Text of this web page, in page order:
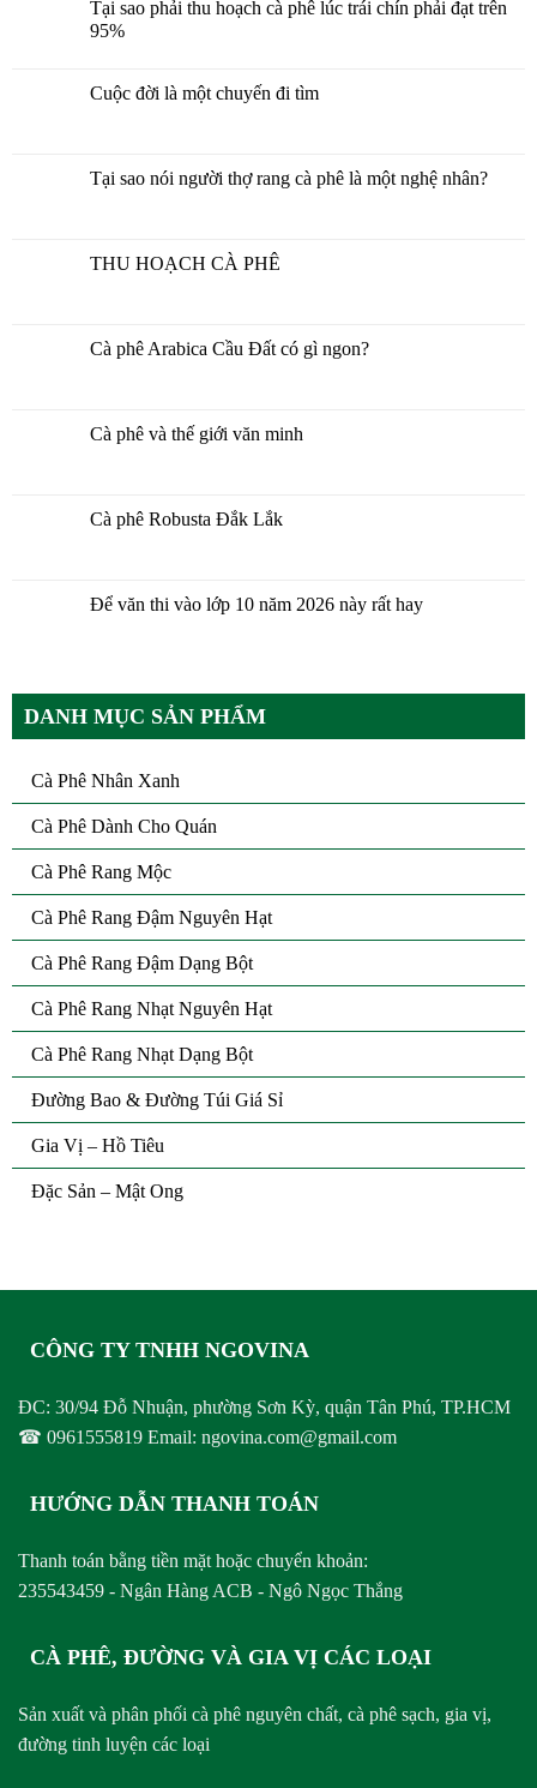
Tại sao phải thu hoạch cà phê lúc trái chín phải đạt trên
95%
Cuộc đời là một chuyến đi tìm
Tại sao nói người thợ rang cà phê là một nghệ nhân?
THU HOẠCH CÀ PHÊ
Cà phê Arabica Cầu Đất có gì ngon?
Cà phê và thế giới văn minh
Cà phê Robusta Đắk Lắk
Để văn thi vào lớp 10 năm 2026 này rất hay
DANH MỤC SẢN PHẨM
Cà Phê Nhân Xanh
Cà Phê Dành Cho Quán
Cà Phê Rang Mộc
Cà Phê Rang Đậm Nguyên Hạt
Cà Phê Rang Đậm Dạng Bột
Cà Phê Rang Nhạt Nguyên Hạt
Cà Phê Rang Nhạt Dạng Bột
Đường Bao & Đường Túi Giá Sỉ
Gia Vị – Hồ Tiêu
Đặc Sản – Mật Ong
CÔNG TY TNHH NGOVINA
ĐC: 30/94 Đỗ Nhuận, phường Sơn Kỳ, quận Tân Phú, TP.HCM
☎ 0961555819 Email: ngovina.com@gmail.com
HƯỚNG DẪN THANH TOÁN
Thanh toán bằng tiền mặt hoặc chuyển khoản:
235543459 - Ngân Hàng ACB - Ngô Ngọc Thắng
CÀ PHÊ, ĐƯỜNG VÀ GIA VỊ CÁC LOẠI
Sản xuất và phân phối cà phê nguyên chất, cà phê sạch, gia vị,
đường tinh luyện các loại